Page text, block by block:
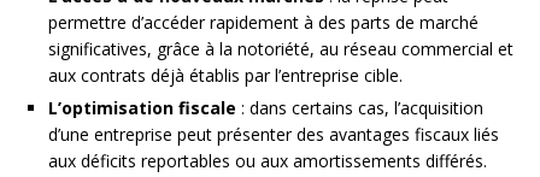
permettre d’accéder rapidement à des parts de marché
significatives, grâce à la notoriété, au réseau commercial et
aux contrats déjà établis par l’entreprise cible.
L’optimisation fiscale : dans certains cas, l’acquisition
d’une entreprise peut présenter des avantages fiscaux liés
aux déficits reportables ou aux amortissements différés.